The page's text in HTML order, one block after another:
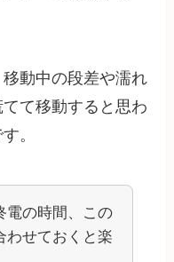
動中の段差や濡れ
て移動すると思わ
。
電の時間、この
わせておくと楽